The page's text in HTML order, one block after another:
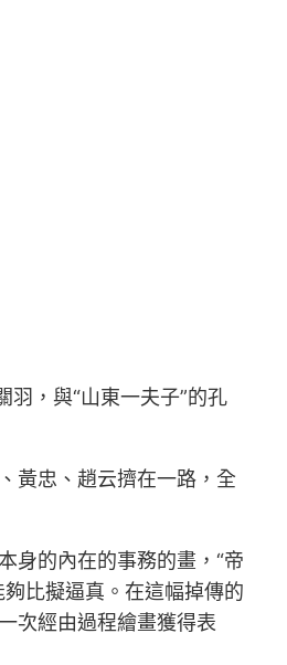
羽，與“山東一夫子”的孔
黃忠、趙云擠在一路，全
身的內在的事務的畫，“帝
比擬逼真。在這幅掉傳的
次經由過程繪畫獲得表